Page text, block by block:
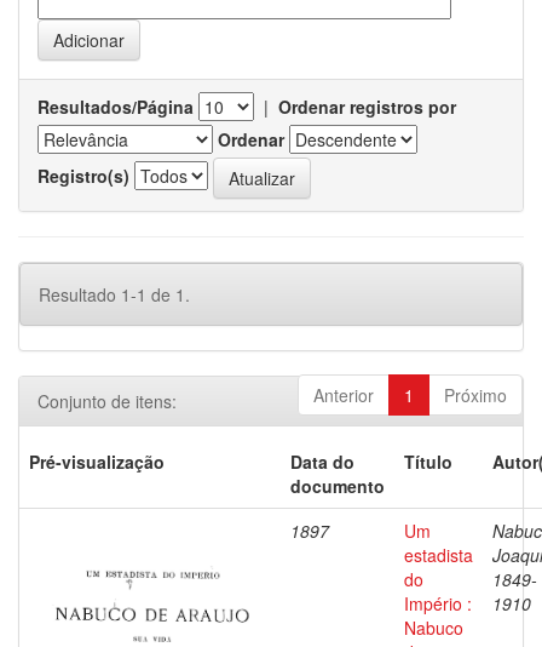
Resultados/Página | Ordenar registros por
Ordenar
Registro(s)
Resultado 1-1 de 1.
Anterior 1 Próximo
Conjunto de itens:
Pré-visualização
Data do
documento
Título
1897
Um
estadista
do
Império :
Nabuco
1849-
1910